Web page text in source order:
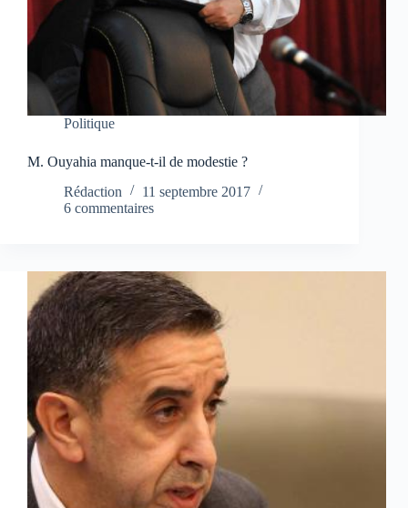
Politique
M. Ouyahia manque-t-il de modestie ?
Rédaction
11 septembre 2017
6 commentaires